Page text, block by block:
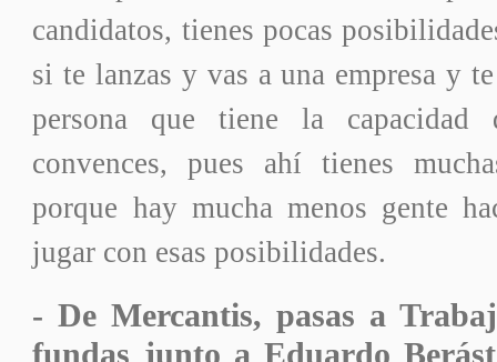
candidatos, tienes pocas
si te lanzas y vas a una empresa y
persona que tiene la
convences, pues ahí tienes
porque hay mucha menos gente
jugar con esas posibilidades.
- De Mercantis, pasas a